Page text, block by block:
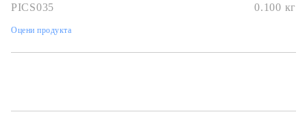
PICS035 0.100 кг
Оцени продукта